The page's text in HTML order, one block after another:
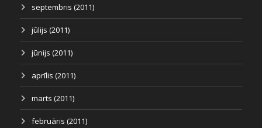
septembris (2011)
jūlijs (2011)
jūnijs (2011)
aprīlis (2011)
marts (2011)
februāris (2011)